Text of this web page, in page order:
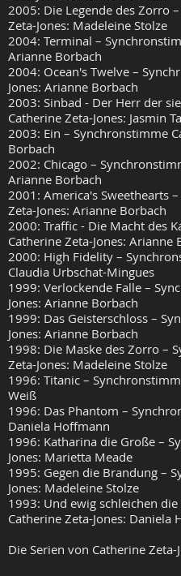
2005: Die Legende des Zorro
Zeta-Jones: Madeleine Stolze
2004: Terminal –
Arianne Borbach
2004: Ocean's Twelve –
Jones: Arianne Borbach
2003: Sinbad - Der Herr der
Catherine Zeta-Jones: Jasmin
2003: Ein – Synchronstimme
Borbach
2002: Chicago –
Arianne Borbach
2001: America's Sweethearts
Zeta-Jones: Arianne Borbach
2000: Traffic - Die Macht des
Catherine Zeta-Jones: Arianne
2000: High Fidelity –
Claudia Urbschat-Mingues
1999: Verlockende Falle –
Jones: Arianne Borbach
1999: Das Geisterschloss –
Jones: Arianne Borbach
1998: Die Maske des Zorro –
Zeta-Jones: Madeleine Stolze
1996: Titanic –
Weiß
1996: Das Phantom –
Daniela Hoffmann
1996: Katharina die Große –
Jones: Marietta Meade
1995: Gegen die Brandung –
Jones: Madeleine Stolze
1993: Und ewig schleichen
Catherine Zeta-Jones: Daniela
Die Serien von Catherine Zeta-